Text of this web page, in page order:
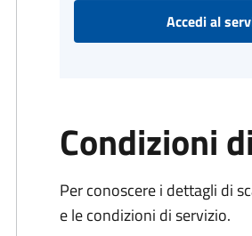
Accedi al
Condizioni
Per conoscere i dettagli di
e le condizioni di servizio.